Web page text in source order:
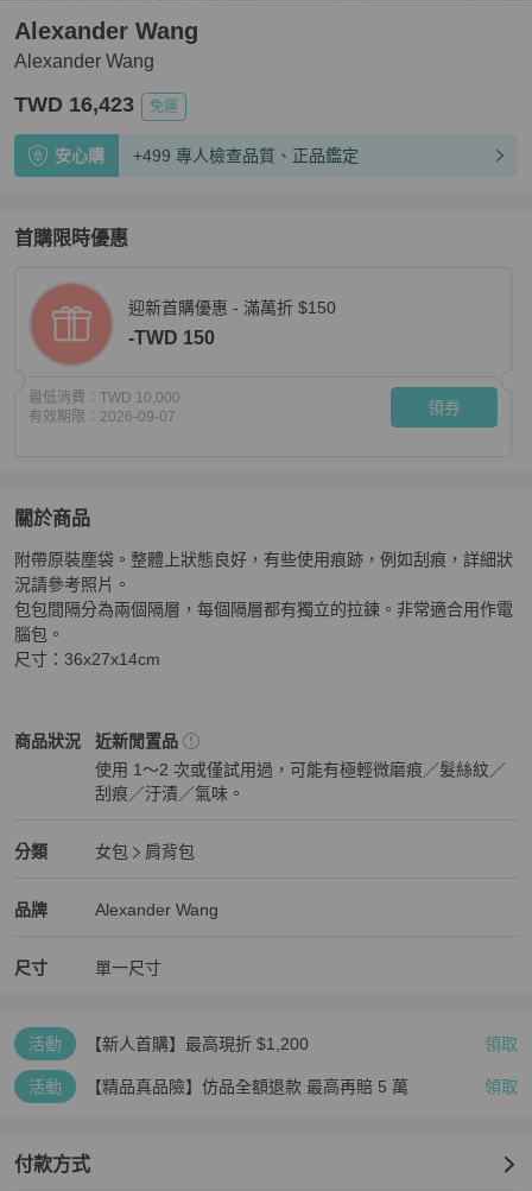
Alexander Wang
Alexander Wang
TWD 16,423 免運
安心購 +499 專人檢查品質、正品鑑定
首購限時優惠
迎新首購優惠 - 滿萬折 $150
-TWD 150
最低消費： TWD 10,000
有效期限： 2026-09-07 領券
關於商品
關於Alexander Wang商品詳情與購買須知
附帶原裝塵袋。整體上狀態良好，有些使用痕跡，例如刮痕，詳細狀
況請參考照片。
包包間隔分為兩個隔層，每個隔層都有獨立的拉鍊。非常適合用作電
腦包。
尺寸：36x27x14cm
商品狀況
Alexander Wang女包商品狀態與細節
近新閒置品
使用 1～2 次或僅試用過，可能有極輕微磨痕／髮絲紋／
刮痕／汙漬／氣味。
分類
Alexander Wang女包分類資訊
女包
肩背包
品牌
Alexander Wang精品女包品牌介紹
Alexander Wang
Alexander Wang推薦清單
尺寸 單一尺寸
活動 【新人首購】最高現折 $1,200 領取
活動 【精品真品險】仿品全額退款 最高再賠 5 萬 領取
付款方式